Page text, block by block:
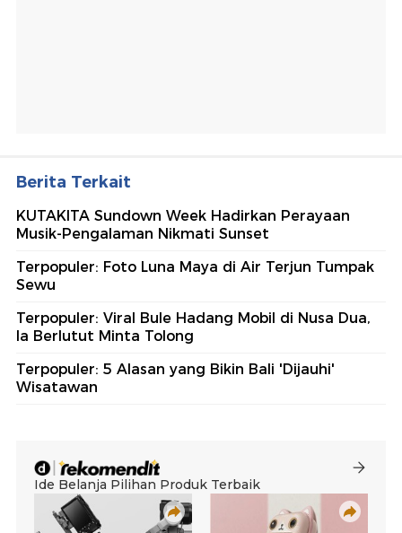
Berita Terkait
KUTAKITA Sundown Week Hadirkan Perayaan
Musik-Pengalaman Nikmati Sunset
Terpopuler: Foto Luna Maya di Air Terjun Tumpak
Sewu
Terpopuler: Viral Bule Hadang Mobil di Nusa Dua,
Ia Berlutut Minta Tolong
Terpopuler: 5 Alasan yang Bikin Bali 'Dijauhi'
Wisatawan